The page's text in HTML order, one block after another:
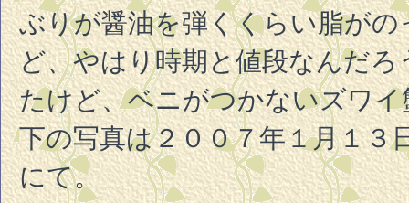
ぶりが醤油を弾くくらい脂が
ど、やはり時期と値段なんだ
たけど、ベニがつかないズワ
下の写真は２００７年１月１
にて。